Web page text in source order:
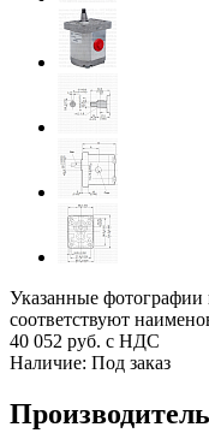
Указанные фотографии
соответствуют
40 052 руб. с НДС
Наличие: Под заказ
Производитель